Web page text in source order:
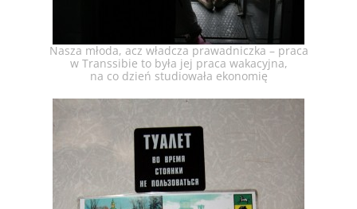
Nasza młoda, acz władcza prawadniczka – praca
w Transsibie to była jej praca wakacyjna,
na co dzień studiowała ekonomię